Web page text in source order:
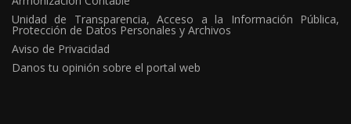
Unidad de Transparencia, Acceso a la Información Pública,
Protección de Datos Personales y Archivos
Aviso de Privacidad
Danos tu opinión sobre el portal web